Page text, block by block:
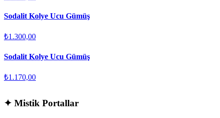
Sodalit Kolye Ucu Gümüş
₺1.300,00
Sodalit Kolye Ucu Gümüş
₺1.170,00
✦ Mistik Portallar